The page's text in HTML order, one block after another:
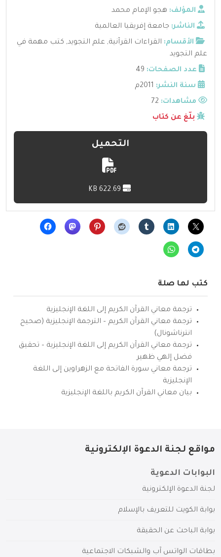
المؤلف: هجو الإمام محمد
الناشر: جامعة إفريقيا العالمية
الأقسام: القراءات القرآنية, علم التجويد, كتب مهمة في
علم التجويد
عدد الصفحات: 49
سنة النشر: 2011م
مشاهدات:
بلّغ عن كتاب
التحميل
كتب لها صلة
ترجمة معاني القرآن الكريم إلى اللغة الإنجليزية
ترجمة معاني القرآن الكريم – الترجمة الإنجليزية (صحيح
انترناشونال)
ترجمة معاني القرآن الكريم إلى اللغة الإنجليزية – تحقيق
فضل إلهي ظهير
ترجمة معاني سورة الفاتحة مع الزهراوين إلى اللغة
الإنجليزية
بيان معاني القرآن الكريم باللغة الإنجليزية
مواقع لجنة الدعوة الإلكترونية
البوابات الدعوية
لجنة الدعوة الإلكترونية
بوابة الكويت للتعريف بالإسلام
بوابة الباحث عن الحقيقة
بطاقات الواتس آب والشبكات الاجتماعية